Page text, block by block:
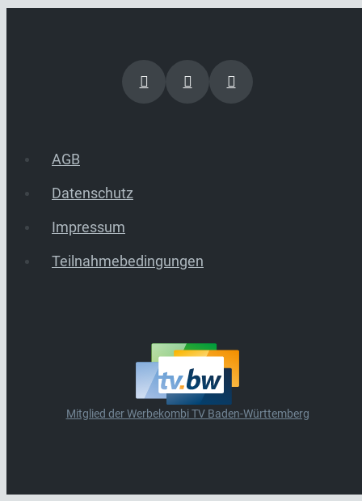
AGB
Datenschutz
Impressum
Teilnahmebedingungen
Mitglied der Werbekombi TV Baden-Württemberg